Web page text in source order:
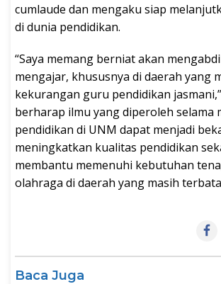
cumlaude dan mengaku siap
di dunia pendidikan.
“Saya memang berniat akan
mengajar, khususnya di daerah yang
kekurangan guru pendidikan
berharap ilmu yang diperoleh selama
pendidikan di UNM dapat menjadi
meningkatkan kualitas pendidikan
membantu memenuhi kebutuhan
olahraga di daerah yang masih
Baca Juga